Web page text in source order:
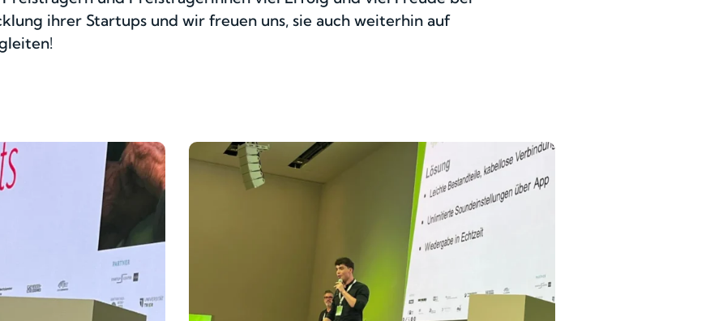
ihrer Startups und wir freuen uns, sie auch weiterhin auf